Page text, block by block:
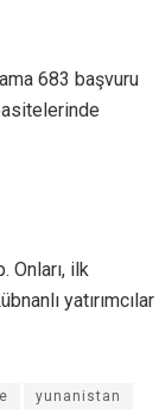
683 başvuru
Onları, ilk
yatırımcılar
yunanistan